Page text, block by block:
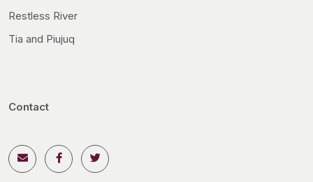
Restless River
Tia and Piujuq
Contact